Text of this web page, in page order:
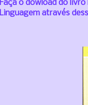
Faça o dowload do
Linguagem através